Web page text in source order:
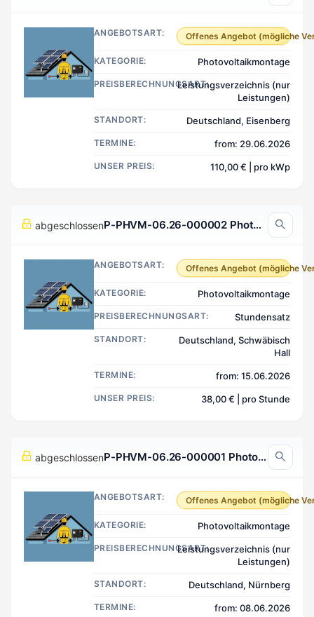
ANGEBOTSART: Offenes Angebot (mögliche
KATEGORIE: Photovoltaikmontage
PREISBERECHNUNGSART:Leistungsverzeichnis (nur
Leistungen)
STANDORT: Deutschland, Eisenberg
TERMINE: from: 29.06.2026
UNSER PREIS: 110,00 € | pro kWp
abgeschlossen P-PHVM-06.26-000002 Photovoltaikmontage, Schwäbisch Hall Deutschland
ANGEBOTSART: Offenes Angebot (mögliche
KATEGORIE: Photovoltaikmontage
PREISBERECHNUNGSART: Stundensatz
STANDORT:
Deutschland, Schwäbisch
Hall
TERMINE: from: 15.06.2026
UNSER PREIS: 38,00 € | pro Stunde
abgeschlossen P-PHVM-06.26-000001 Photovoltaikmontage, Nürnberg Deutschland
ANGEBOTSART: Offenes Angebot (mögliche
KATEGORIE: Photovoltaikmontage
PREISBERECHNUNGSART:Leistungsverzeichnis (nur
Leistungen)
STANDORT: Deutschland, Nürnberg
TERMINE: from: 08.06.2026